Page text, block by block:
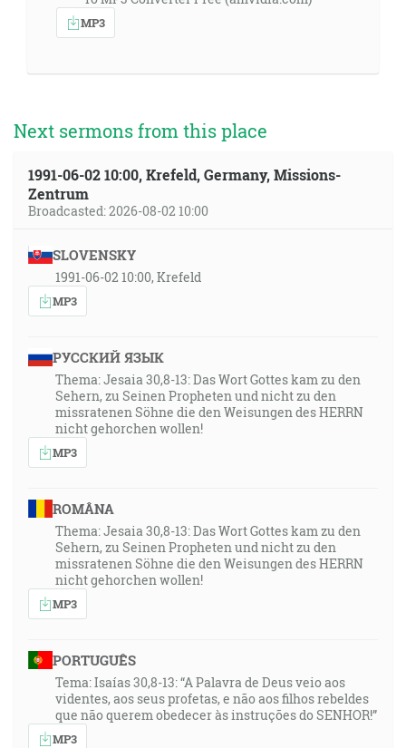
MP3
Next sermons from this place
1991-06-02 10:00, Krefeld, Germany, Missions-
Zentrum
Broadcasted: 2026-08-02 10:00
SLOVENSKY
1991-06-02 10:00, Krefeld
MP3
РУССКИЙ ЯЗЫК
Thema: Jesaia 30,8-13: Das Wort Gottes kam zu den
Sehern, zu Seinen Propheten und nicht zu den
missratenen Söhne die den Weisungen des HERRN
nicht gehorchen wollen!
MP3
ROMÂNA
Thema: Jesaia 30,8-13: Das Wort Gottes kam zu den
Sehern, zu Seinen Propheten und nicht zu den
missratenen Söhne die den Weisungen des HERRN
nicht gehorchen wollen!
MP3
PORTUGUÊS
Tema: Isaías 30,8-13: “A Palavra de Deus veio aos
videntes, aos seus profetas, e não aos filhos rebeldes
que não querem obedecer às instruções do SENHOR!”
MP3